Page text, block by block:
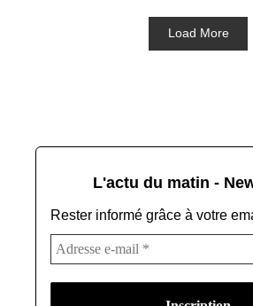
Load More
L'actu du matin -
Rester informé grâce à votre